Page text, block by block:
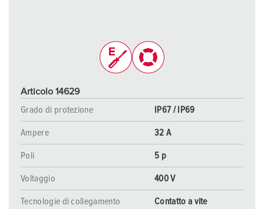
Articolo 14629
Grado di protezione
IP67 / IP69
Ampere 32 A
Poli 5 p
Voltaggio 400 V
Tecnologie di collegamento
Contatto a vite